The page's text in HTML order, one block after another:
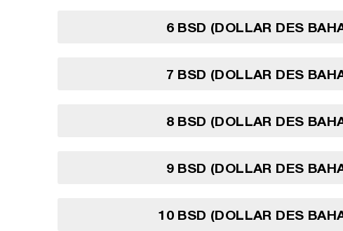
6 BSD (DOLLAR DES
7 BSD (DOLLAR DES
8 BSD (DOLLAR DES
9 BSD (DOLLAR DES
10 BSD (DOLLAR DES